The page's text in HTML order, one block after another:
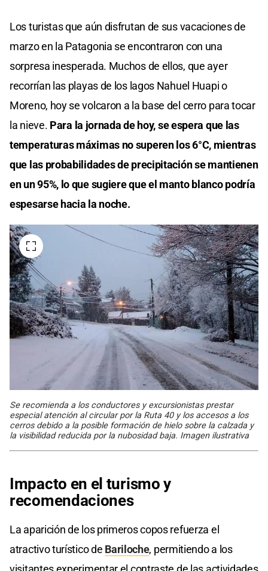
Los turistas que aún disfrutan de sus vacaciones de
marzo en la Patagonia se encontraron con una
sorpresa inesperada. Muchos de ellos, que ayer
recorrían las playas de los lagos Nahuel Huapi o
Moreno, hoy se volcaron a la base del cerro para tocar
la nieve. Para la jornada de hoy, se espera que las
temperaturas máximas no superen los 6°C, mientras
que las probabilidades de precipitación se mantienen
en un 95%, lo que sugiere que el manto blanco podría
espesarse hacia la noche.
Se recomienda a los conductores y excursionistas prestar
especial atención al circular por la Ruta 40 y los accesos a los
cerros debido a la posible formación de hielo sobre la calzada y
la visibilidad reducida por la nubosidad baja. Imagen ilustrativa
Impacto en el turismo y
recomendaciones
La aparición de los primeros copos refuerza el
atractivo turístico de Bariloche, permitiendo a los